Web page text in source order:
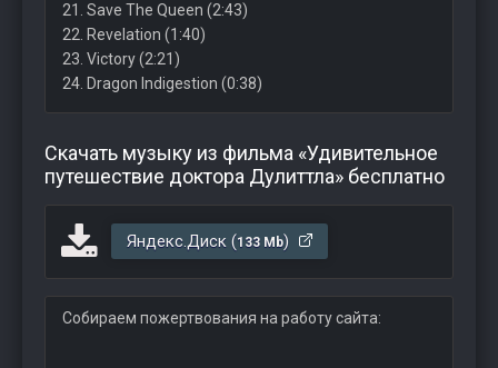
21. Save The Queen (2:43)
22. Revelation (1:40)
23. Victory (2:21)
24. Dragon Indigestion (0:38)
Скачать музыку из фильма «Удивительное
путешествие доктора Дулиттла» бесплатно
Яндекс.Диск (133 Mb)
Собираем пожертвования на работу сайта: